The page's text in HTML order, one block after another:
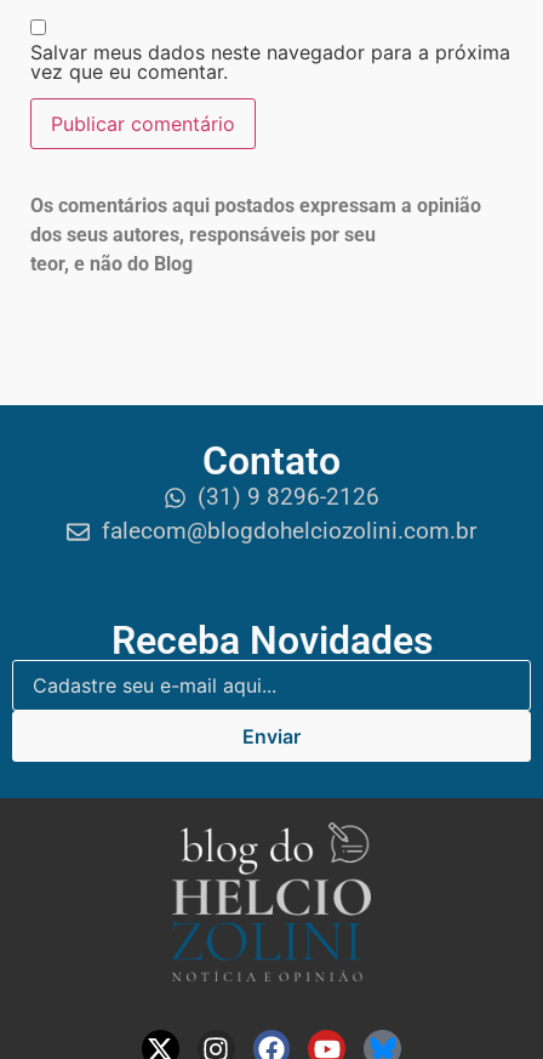
Salvar meus dados neste navegador para a próxima
vez que eu comentar.
Os comentários aqui postados expressam a opinião
dos seus autores, responsáveis por seu
teor, e não do Blog
Contato
(31) 9 8296-2126
falecom@blogdohelciozolini.com.br
Receba Novidades
Enviar